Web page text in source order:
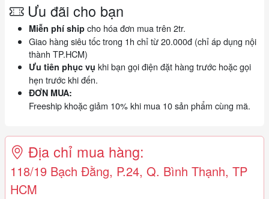
Ưu đãi cho bạn
Miễn phí ship cho hóa đơn mua trên 2tr.
Giao hàng siêu tốc trong 1h chỉ từ 20.000đ (chỉ áp dụng nội
thành TP.HCM)
Ưu tiên phục vụ khi bạn gọi điện đặt hàng trước hoặc gọi
hẹn trước khi đến.
ĐƠN MUA:
Freeship khoặc giảm 10% khi mua 10 sản phẩm cùng mã.
Địa chỉ mua hàng:
118/19 Bạch Đằng, P.24, Q. Bình Thạnh, TP
HCM